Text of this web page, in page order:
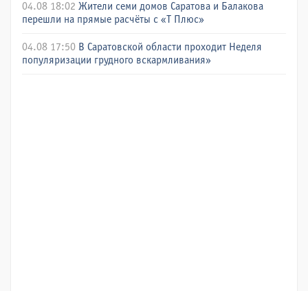
04.08 18:02 Жители семи домов Саратова и Балакова
перешли на прямые расчёты с «Т Плюс»
04.08 17:50 В Саратовской области проходит Неделя
популяризации грудного вскармливания»